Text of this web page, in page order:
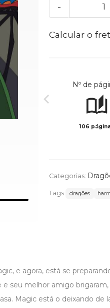
-
Calcular o
Nº de
106
Categorias:
Tags: dragões
e agora, está se
e seu melhor amigo
Magic está o deixando de